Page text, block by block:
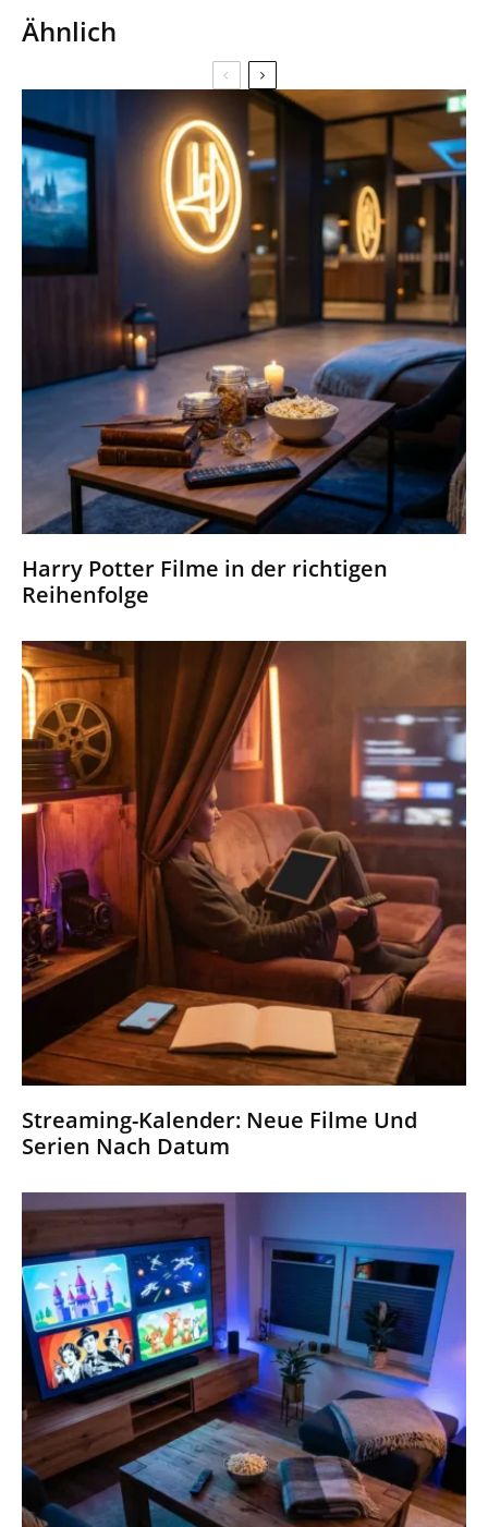
Ähnlich
Harry Potter Filme in der richtigen
Reihenfolge
Streaming-Kalender: Neue Filme Und
Serien Nach Datum